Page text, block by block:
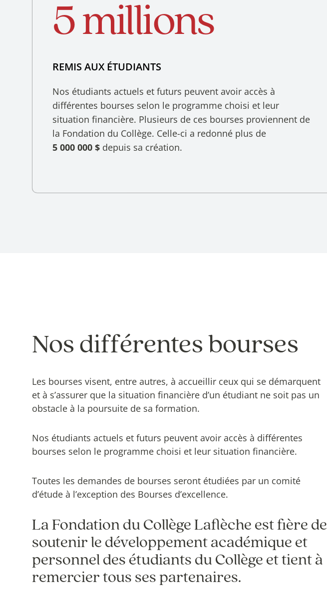
5 millions
REMIS AUX ÉTUDIANTS
Nos étudiants actuels et futurs peuvent avoir accès à
différentes bourses selon le programme choisi et leur
situation financière. Plusieurs de ces bourses proviennent de
la Fondation du Collège. Celle-ci a redonné plus de
5 000 000 $ depuis sa création.
Nos différentes bourses
Les bourses visent, entre autres, à accueillir ceux qui se démarquent
et à s’assurer que la situation financière d’un étudiant ne soit pas un
obstacle à la poursuite de sa formation.
Nos étudiants actuels et futurs peuvent avoir accès à différentes
bourses selon le programme choisi et leur situation financière.
Toutes les demandes de bourses seront étudiées par un comité
d’étude à l’exception des Bourses d’excellence.
La Fondation du Collège Laflèche est fière de
soutenir le développement académique et
personnel des étudiants du Collège et tient à
remercier tous ses partenaires.